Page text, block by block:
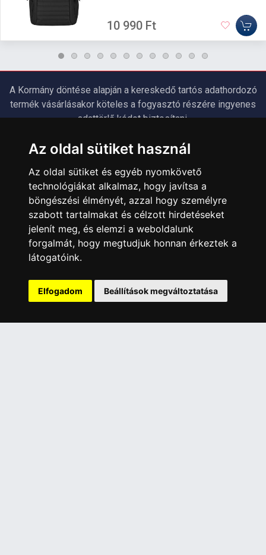
Az oldal sütiket használ
Az oldal sütiket és egyéb nyomkövető
technológiákat alkalmaz, hogy javítsa a
böngészési élményét, azzal hogy személyre
szabott tartalmakat és célzott hirdetéseket
jelenít meg, és elemzi a weboldalunk
forgalmát, hogy megtudjuk honnan érkeztek a
látogatóink.
Elfogadom Beállítások megváltoztatása
10 990 Ft
A Kormány döntése alapján a kereskedő tartós adathordozó
termék vásárlásakor köteles a fogyasztó részére ingyenes
adattörlő kódot biztosítani.
biztonsága érdekében!
Hatóság honlapján:
https://nmhh.hu/veglegestorles
ÜGYFÉLSZOLGÁLAT
Elérhetőségek
Garanciális Ügyintézés
Webszolgáltatás
Üzleteinkben az elektronikus fizetés mód kizárólag átutalással